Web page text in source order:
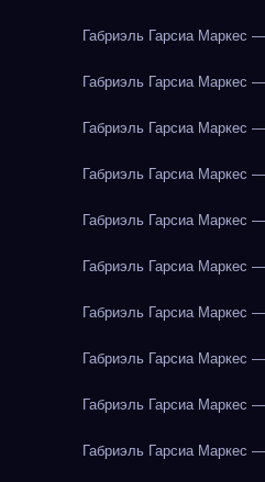
Габриэль Гарсиа Маркес
Габриэль Гарсиа Маркес
Габриэль Гарсиа Маркес
Габриэль Гарсиа Маркес
Габриэль Гарсиа Маркес
Габриэль Гарсиа Маркес
Габриэль Гарсиа Маркес
Габриэль Гарсиа Маркес
Габриэль Гарсиа Маркес
Габриэль Гарсиа Маркес